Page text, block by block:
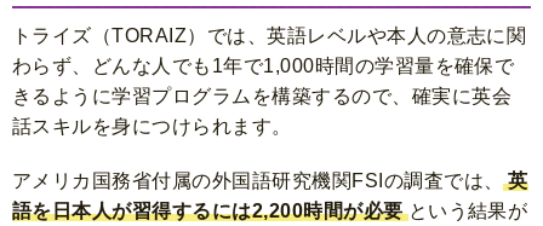
トライズ（TORAIZ）では、英語レベルや本人の意志に関
わらず、どんな人でも1年で1,000時間の学習量を確保で
きるように学習プログラムを構築するので、確実に英会
話スキルを身につけられます。
アメリカ国務省付属の外国語研究機関FSIの調査では、 英
語を日本人が習得するには2,200時間が必要 という結果が